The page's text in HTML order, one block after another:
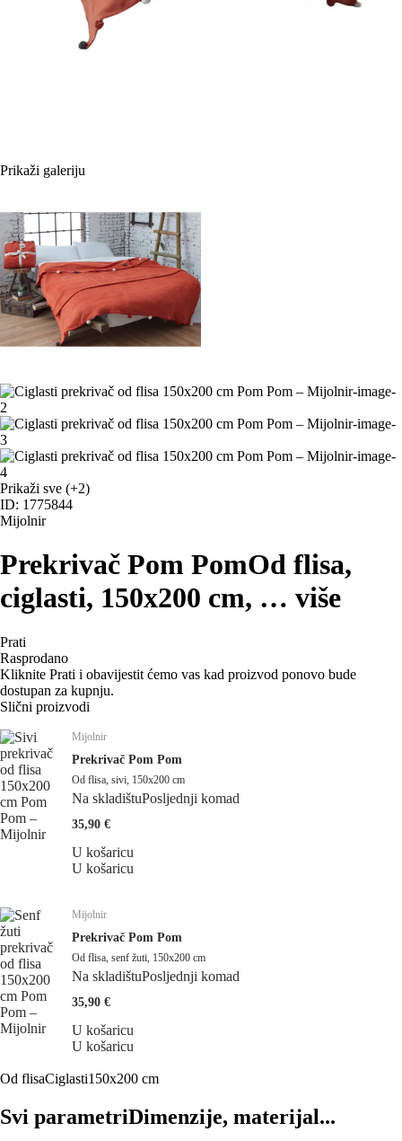
Prikaži galeriju
Prikaži sve (+2)
ID: 1775844
Mijolnir
Prekrivač Pom PomOd flisa,
ciglasti, 150x200 cm, … više
Prati
Rasprodano
Kliknite Prati i obavijestit ćemo vas kad proizvod ponovo bude
dostupan za kupnju.
Slični proizvodi
Mijolnir
Prekrivač Pom Pom
Od flisa, sivi, 150x200 cm
Na skladištuPosljednji komad
35,90 €
U košaricu
U košaricu
Mijolnir
Prekrivač Pom Pom
Od flisa, senf žuti, 150x200 cm
Na skladištuPosljednji komad
35,90 €
U košaricu
U košaricu
Od flisaCiglasti150x200 cm
Svi parametriDimenzije, materijal...